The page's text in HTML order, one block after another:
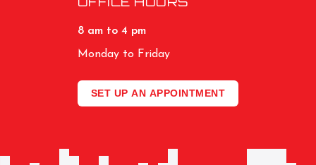
8 am to 4 pm
Monday to Friday
SET UP AN APPOINTMENT